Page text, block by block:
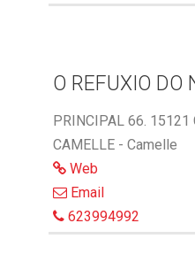
O REFUXIO DO
PRINCIPAL 66. 15121
CAMELLE - Camelle
Web
Email
623994992